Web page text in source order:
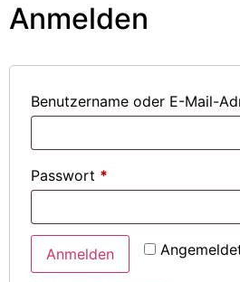
Anmelden
Benutzername oder E-Mail-
Passwort *
Anmelden